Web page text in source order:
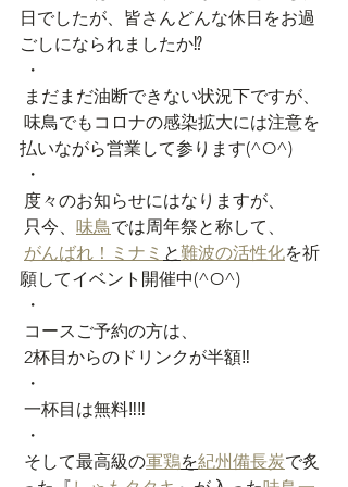
日でしたが、皆さんどんな休日をお過
ごしになられましたか⁉️
・
まだまだ油断できない状況下ですが、
払いながら営業して参ります(^O^)
・
度々のお知らせにはなりますが、
只今、 味鳥では周年祭と称して、
がんばれ！ミナミ と難波の活性化を祈
願してイベント開催中(^O^)
・
コースご予約の方は、
2杯目からのドリンクが半額‼️
・
一杯目は無料‼️‼️
・
そして最高級の軍鶏を紀州備長炭で炙